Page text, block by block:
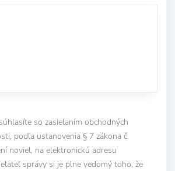
so zasielaním obchodných
podľa ustanovenia § 7 zákona č.
noviel, na elektronickú adresu
správy si je plne vedomý toho, že